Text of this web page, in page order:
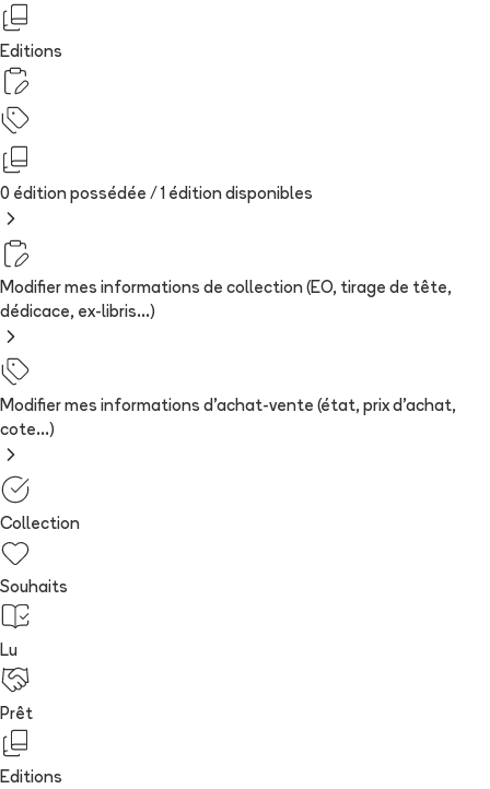
Editions
0 édition possédée / 1 édition disponibles
Modifier mes informations de collection (EO, tirage de tête,
dédicace, ex-libris...)
Modifier mes informations d'achat-vente (état, prix d'achat,
cote...)
Collection
Souhaits
Lu
Prêt
Editions